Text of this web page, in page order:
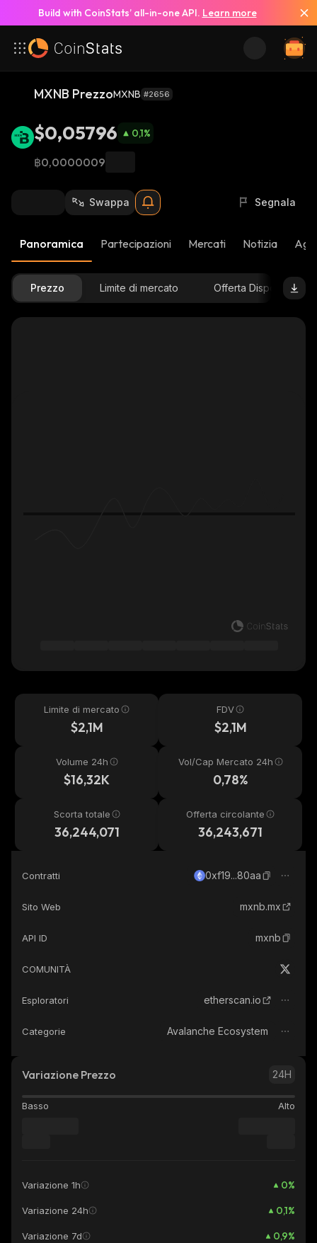
Build with CoinStats’ all-in-one API. Learn more
MXNB PrezzoMXNB #2656
$0,05796 0,1%
฿0,0000009
Swappa Segnala
Panoramica Partecipazioni Mercati Notizia
Prezzo Limite di mercato Offerta Disponibile
Limite di mercato
$2,1M
FDV
$2,1M
Volume 24h
$16,32K
Vol/Cap Mercato 24h
0,78%
Scorta totale
36,244,071
Offerta circolante
36,243,671
Contratti 0xf19...80aa
Sito Web mxnb.mx
API ID mxnb
COMUNITÀ
Esploratori etherscan.io
Categorie Avalanche Ecosystem
Variazione Prezzo 24H
Basso Alto
Variazione 1h 0%
Variazione 24h 0,1%
Variazione 7d 0,9%